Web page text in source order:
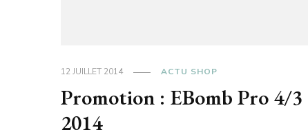
12 JUILLET 2014 ACTU SHOP
Promotion : EBomb Pro 4/3
2014